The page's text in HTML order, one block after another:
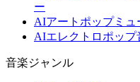
ー
AIアートポップミ
AIエレクトロポッ
音楽ジャンル